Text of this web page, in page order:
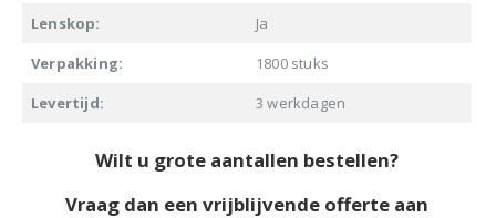
Lenskop:
Ja
Verpakking:
1800 stuks
Levertijd:
3 werkdagen
Wilt u grote aantallen bestellen?
Vraag dan een vrijblijvende offerte aan